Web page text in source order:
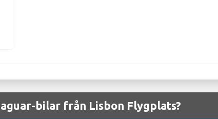
bilar från Lisbon Flygplats?